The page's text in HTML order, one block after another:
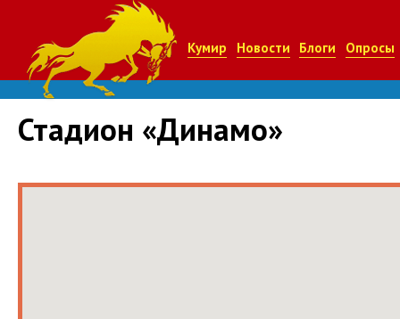
Кумир Новости Блоги Опросы
Стадион «Динамо»